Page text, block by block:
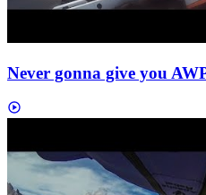
Never gonna give you